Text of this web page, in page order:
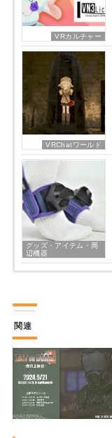
VRカルチャー
VRChatワールド
グッズ・アイテム・周
辺機器
関連